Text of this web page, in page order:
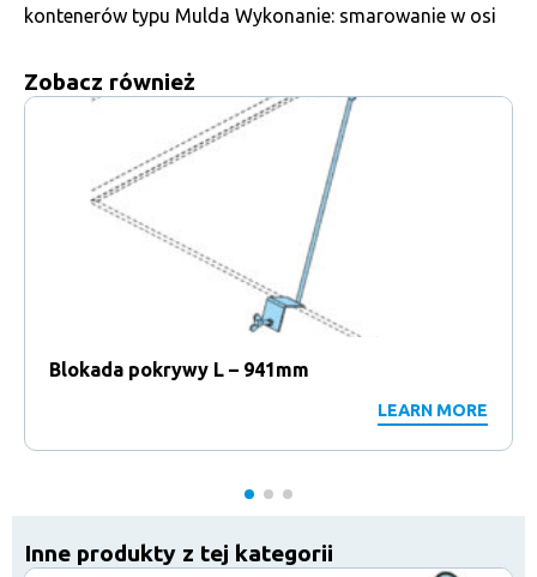
kontenerów typu Mulda Wykonanie: smarowanie w osi
Zobacz również
Blokada pokrywy L – 941mm
LEARN MORE
Inne produkty z tej kategorii